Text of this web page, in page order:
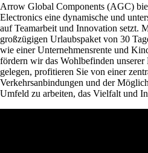
Arrow Global Components (AGC)
Electronics eine dynamische und
auf Teamarbeit und Innovation setzt.
großzügigen Urlaubspaket von 30
wie einer Unternehmensrente und
fördern wir das Wohlbefinden
gelegen, profitieren Sie von einer
Verkehrsanbindungen und der
Umfeld zu arbeiten, das Vielfalt und